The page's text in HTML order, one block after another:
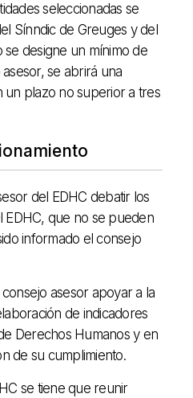
seleccionadas se
Sínndic de Greuges y del
se designe un mínimo de
se abrirá una
un plazo no superior a tres
del EDHC debatir los
que no se pueden
informado el consejo
asesor apoyar a la
de indicadores
Derechos Humanos y en
de su cumplimiento.
se tiene que reunir